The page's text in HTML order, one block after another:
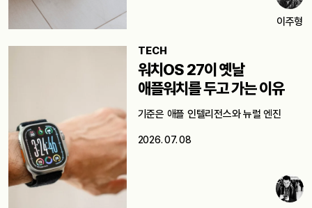
이주형
TECH
워치OS 27이 옛날
애플워치를 두고 가는 이유
기준은 애플 인텔리전스와 뉴럴 엔진
2026. 07. 08